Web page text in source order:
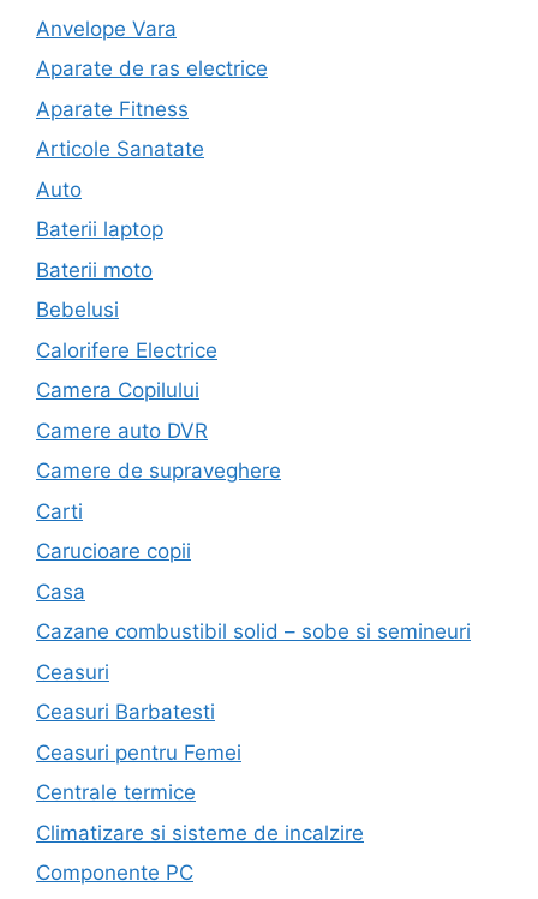
Anvelope Vara
Aparate de ras electrice
Aparate Fitness
Articole Sanatate
Auto
Baterii laptop
Baterii moto
Bebelusi
Calorifere Electrice
Camera Copilului
Camere auto DVR
Camere de supraveghere
Carti
Carucioare copii
Casa
Cazane combustibil solid – sobe si semineuri
Ceasuri
Ceasuri Barbatesti
Ceasuri pentru Femei
Centrale termice
Climatizare si sisteme de incalzire
Componente PC